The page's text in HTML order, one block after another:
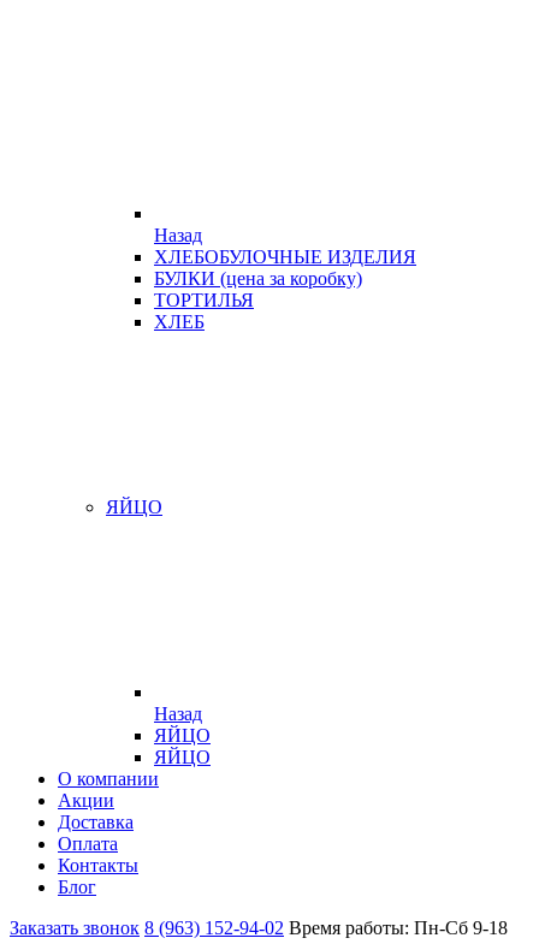
Назад
ХЛЕБОБУЛОЧНЫЕ ИЗДЕЛИЯ
БУЛКИ (цена за коробку)
ТОРТИЛЬЯ
ХЛЕБ
ЯЙЦО
Назад
ЯЙЦО
ЯЙЦО
О компании
Акции
Доставка
Оплата
Контакты
Блог
Заказать звонок 8 (963) 152-94-02 Время работы: Пн-Сб 9-18